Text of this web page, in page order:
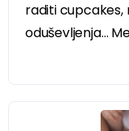
raditi cupcakes,
oduševljenja…